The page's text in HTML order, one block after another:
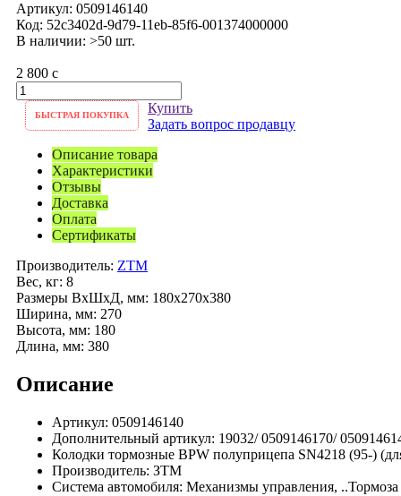
Артикул: 0509146140
Код: 52c3402d-9d79-11eb-85f6-001374000000
В наличии: >50 шт.
2 800 c
Купить
БЫСТРАЯ ПОКУПКА
Задать вопрос продавцу
Описание товара
Характеристики
Отзывы
Доставка
Оплата
Сертификаты
Производитель: ZTM
Вес, кг: 8
Размеры ВхШхД, мм: 180x270x380
Ширина, мм: 270
Высота, мм: 180
Длина, мм: 380
Описание
Артикул: 0509146140
Дополнительный артикул: 19032/ 0509146170/
Колодки тормозные BPW полуприцепа SN4218 (95-)
Производитель: ЗТМ
Система автомобиля: Механизмы управления, ..Тормоза